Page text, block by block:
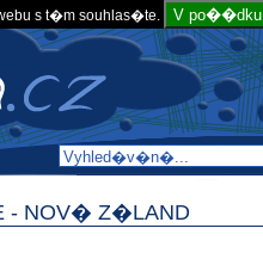
s t�m souhlas�te. V po��dku
- NOV� Z�LAND